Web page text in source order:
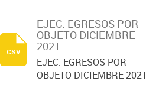
EJEC. EGRESOS POR
OBJETO DICIEMBRE
2021
EJEC. EGRESOS POR
OBJETO DICIEMBRE 2021
csv